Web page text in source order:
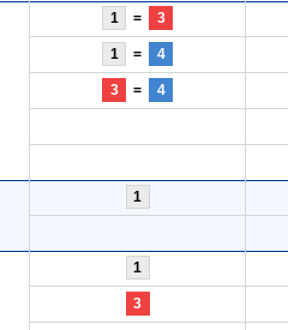
1 = 3
1 = 4
3 = 4
1
1
3